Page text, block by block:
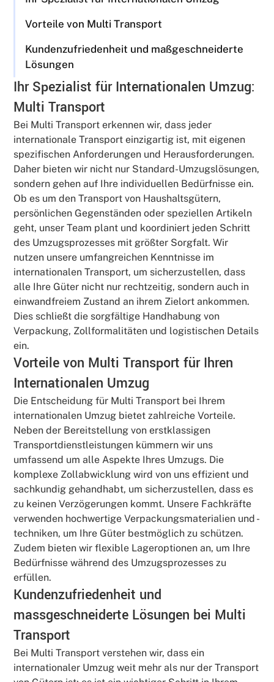
Vorteile von Multi Transport
Kundenzufriedenheit und maßgeschneiderte
Lösungen
Ihr Spezialist für Internationalen Umzug:
Multi Transport
Bei Multi Transport erkennen wir, dass jeder
internationale Transport einzigartig ist, mit eigenen
spezifischen Anforderungen und Herausforderungen.
Daher bieten wir nicht nur Standard-Umzugslösungen,
sondern gehen auf Ihre individuellen Bedürfnisse ein.
Ob es um den Transport von Haushaltsgütern,
persönlichen Gegenständen oder speziellen Artikeln
geht, unser Team plant und koordiniert jeden Schritt
des Umzugsprozesses mit größter Sorgfalt. Wir
nutzen unsere umfangreichen Kenntnisse im
internationalen Transport, um sicherzustellen, dass
alle Ihre Güter nicht nur rechtzeitig, sondern auch in
einwandfreiem Zustand an ihrem Zielort ankommen.
Dies schließt die sorgfältige Handhabung von
Verpackung, Zollformalitäten und logistischen Details
ein.
Vorteile von Multi Transport für Ihren
Internationalen Umzug
Die Entscheidung für Multi Transport bei Ihrem
internationalen Umzug bietet zahlreiche Vorteile.
Neben der Bereitstellung von erstklassigen
Transportdienstleistungen kümmern wir uns
umfassend um alle Aspekte Ihres Umzugs. Die
komplexe Zollabwicklung wird von uns effizient und
sachkundig gehandhabt, um sicherzustellen, dass es
zu keinen Verzögerungen kommt. Unsere Fachkräfte
verwenden hochwertige Verpackungsmaterialien und -
techniken, um Ihre Güter bestmöglich zu schützen.
Zudem bieten wir flexible Lageroptionen an, um Ihre
Bedürfnisse während des Umzugsprozesses zu
erfüllen.
Kundenzufriedenheit und
massgeschneiderte Lösungen bei Multi
Transport
Bei Multi Transport verstehen wir, dass ein
internationaler Umzug weit mehr als nur der Transport